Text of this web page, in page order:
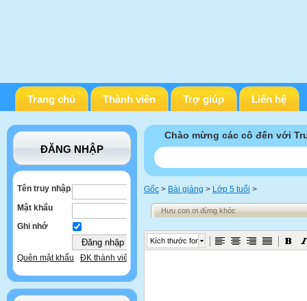
Trang chủ Thành viên Trợ giúp Liên hệ
ĐĂNG NHẬP
Tên truy nhập
Mật khẩu
Ghi nhớ
Quên mật khẩu ĐK thành viên
Chào mừng các cô đến với
Gốc > Bài giảng > Lớp 5 tuổi >
Hưu con ơi đừng khóc
Kích thước font